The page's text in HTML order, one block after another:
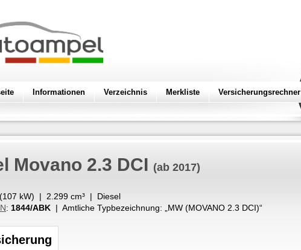
Informationen Verzeichnis Merkliste Versicherungsrechner
Movano 2.3 DCI (ab 2017)
107 kW) | 2.299 cm³ | Diesel
: 1844/ABK | Amtliche Typbezeichnung: „ MW (MOVANO 2.3 DCI)“